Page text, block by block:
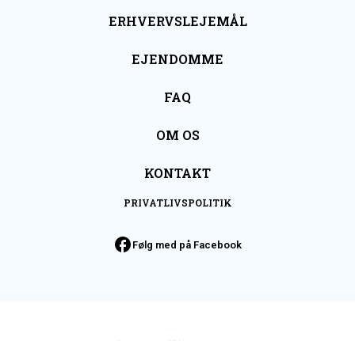
ERHVERVSLEJEMÅL
EJENDOMME
FAQ
OM OS
KONTAKT
PRIVATLIVSPOLITIK
Følg med på Facebook